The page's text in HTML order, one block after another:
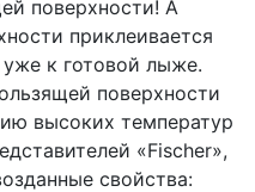
поверхности! А
приклеивается
к готовой лыже.
поверхности
высоких температур
«Fischer»,
свойства: